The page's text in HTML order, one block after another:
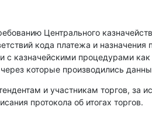
Центрального
кода платежа и
с казначейскими процедурами как
которые производились
и участникам торгов, за
протокола об итогах торгов.